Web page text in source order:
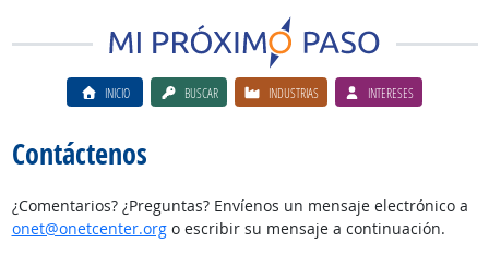
INICIO BUSCAR INDUSTRIAS INTERESES
Contáctenos
¿Comentarios? ¿Preguntas? Envíenos un mensaje electrónico a
onet@onetcenter.orgo escribir su mensaje a continuación.